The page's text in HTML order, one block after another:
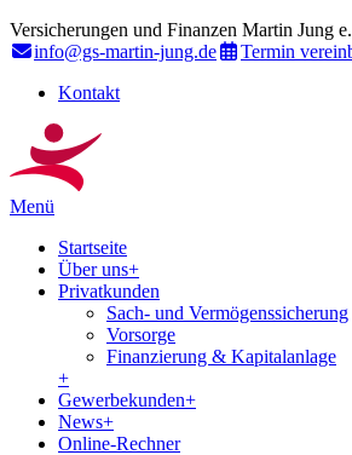
Versicherungen und Finanzen Martin Jung
info@gs-martin-jung.de
Termin
Kontakt
Menü
Startseite
Über uns+
Privatkunden
Sach- und Vermögenssicherung
Vorsorge
Finanzierung & Kapitalanlage
+
Gewerbekunden+
News+
Online-Rechner